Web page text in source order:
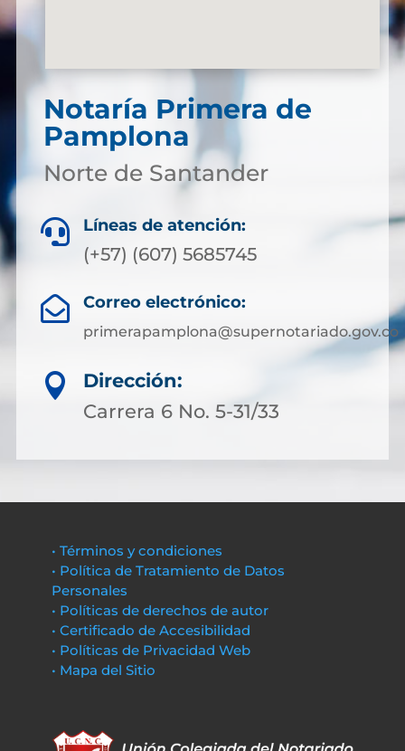
Notaría Primera de
Pamplona
Norte de Santander
 Líneas de atención:
(+57) (607) 5685745
 Correo electrónico:
primerapamplona@supernotariado.gov.co

Dirección:
Carrera 6 No. 5-31/33
• Términos y condiciones
• Política de Tratamiento de Datos
Personales
• Políticas de derechos de autor
• Certificado de Accesibilidad
• Políticas de Privacidad Web
• Mapa del Sitio